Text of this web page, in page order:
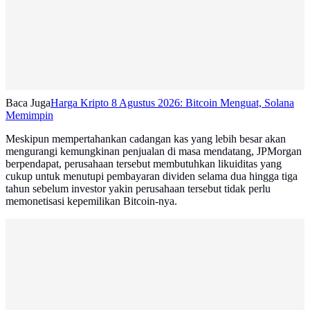
Baca JugaHarga Kripto 8 Agustus 2026: Bitcoin Menguat, Solana
Memimpin
Meskipun mempertahankan cadangan kas yang lebih besar akan
mengurangi kemungkinan penjualan di masa mendatang, JPMorgan
berpendapat, perusahaan tersebut membutuhkan likuiditas yang
cukup untuk menutupi pembayaran dividen selama dua hingga tiga
tahun sebelum investor yakin perusahaan tersebut tidak perlu
memonetisasi kepemilikan Bitcoin-nya.